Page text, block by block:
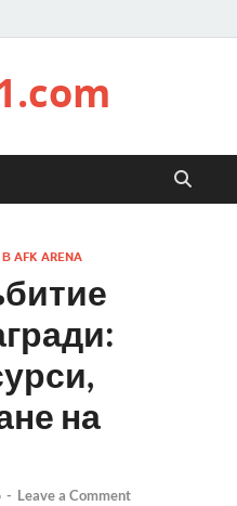
ARENA
на
- Leave a Comment